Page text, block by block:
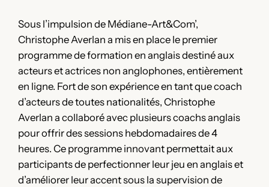
Sous l’impulsion de Médiane-Art&Com’,
Christophe Averlan a mis en place le premier
programme de formation en anglais destiné aux
acteurs et actrices non anglophones, entièrement
en ligne. Fort de son expérience en tant que coach
d’acteurs de toutes nationalités, Christophe
Averlan a collaboré avec plusieurs coachs anglais
pour offrir des sessions hebdomadaires de 4
heures. Ce programme innovant permettait aux
participants de perfectionner leur jeu en anglais et
d’améliorer leur accent sous la supervision de